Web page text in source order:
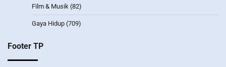
Film & Musik (82)
Gaya Hidup (709)
Footer TP